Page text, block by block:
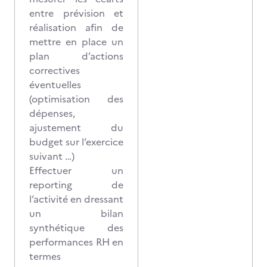
entre prévision et
réalisation afin de
mettre en place un
plan d’actions
correctives
éventuelles
(optimisation des
dépenses,
ajustement du
budget sur l’exercice
suivant …)
Effectuer un
reporting de
l’activité en dressant
un bilan
synthétique des
performances RH en
termes